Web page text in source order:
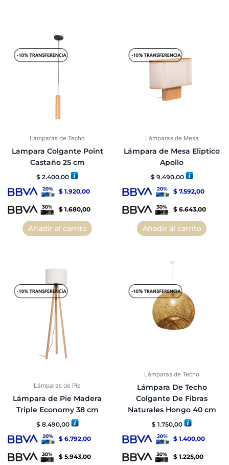
Lámparas de Techo
Lampara Colgante Point
Castaño 25 cm
$ 2.400,00
$ 1.920,00
$ 1.680,00
Añadir al carrito
Lámparas de Mesa
Lámpara de Mesa Eliptico
Apollo
$ 9.490,00
$ 7.592,00
$ 6.643,00
Añadir al carrito
Lámparas de Pie
Lámpara de Pie Madera
Triple Economy 38 cm
$ 8.490,00
$ 6.792,00
$ 5.943,00
Lámparas de Techo
Lámpara De Techo
Colgante De Fibras
Naturales Hongo 40 cm
$ 1.750,00
$ 1.400,00
$ 1.225,00